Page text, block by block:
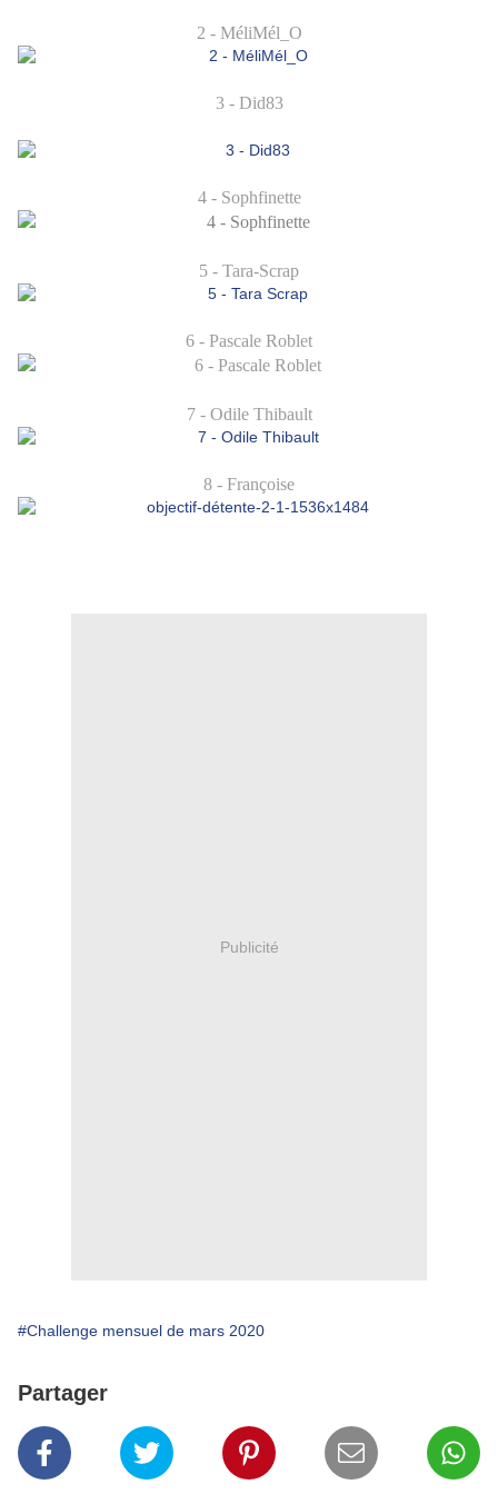
2 - MéliMél_O
3 - Did83
4 - Sophfinette
5 - Tara-Scrap
6 - Pascale Roblet
7 - Odile Thibault
8 - Françoise
Publicité
#Challenge mensuel de mars 2020
Partager